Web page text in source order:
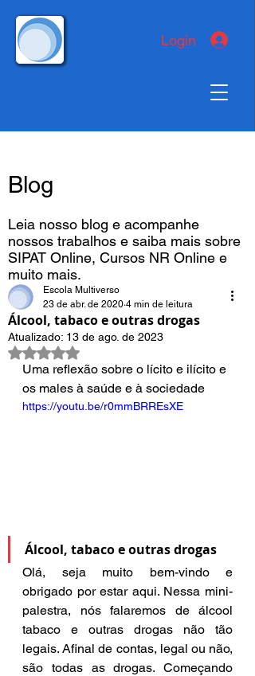
Login
Blog
Leia nosso blog e acompanhe
nossos trabalhos e saiba mais sobre
SIPAT Online, Cursos NR Online e
muito mais.
Álcool, tabaco e outras drogas
Escola Multiverso
23 de abr. de 2020 4 min de leitura
Atualizado: 13 de ago. de 2023
Avaliado com NaN de 5 estrelas.
Uma reflexão sobre o lícito e ilícito e
os males à saúde e à sociedade
https://youtu.be/r0mmBRREsXE
Álcool, tabaco e outras drogas
Olá, seja muito bem-vindo e
obrigado por estar aqui. Nessa mini-
palestra, nós falaremos de álcool
tabaco e outras drogas não tão
legais. Afinal de contas, legal ou não,
são todas as drogas. Começando